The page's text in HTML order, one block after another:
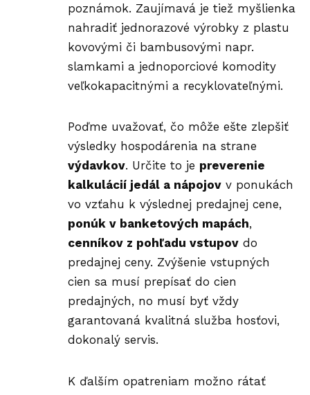
poznámok. Zaujímavá je tiež myšlienka
nahradiť jednorazové výrobky z plastu
kovovými či bambusovými napr.
slamkami a jednoporciové komodity
veľkokapacitnými a recyklovateľnými.
Poďme uvažovať, čo môže ešte zlepšiť
výsledky hospodárenia na strane
výdavkov. Určite to je preverenie
kalkulácií jedál a nápojov v ponukách
vo vzťahu k výslednej predajnej cene,
ponúk v banketových mapách,
cenníkov z pohľadu vstupov do
predajnej ceny. Zvýšenie vstupných
cien sa musí prepísať do cien
predajných, no musí byť vždy
garantovaná kvalitná služba hosťovi,
dokonalý servis.
K ďalším opatreniam možno rátať